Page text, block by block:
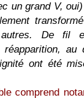
un grand V,
autres. De fil
au
ont été
comprend